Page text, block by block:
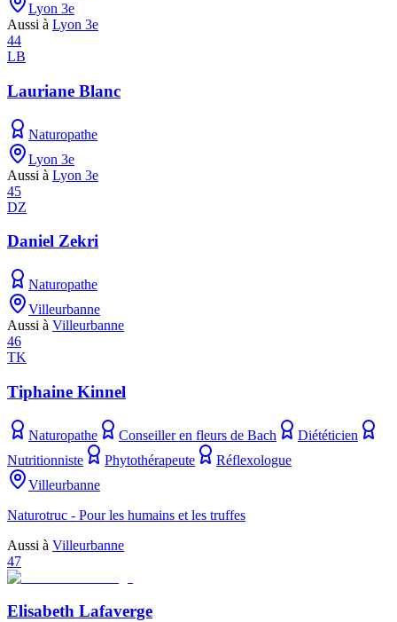
Lyon 3e
Aussi à Lyon 3e
44
LB
Lauriane Blanc
Naturopathe
Lyon 3e
Aussi à Lyon 3e
45
DZ
Daniel Zekri
Naturopathe
Villeurbanne
Aussi à Villeurbanne
46
TK
Tiphaine Kinnel
Naturopathe Conseiller en fleurs de Bach
Diététicien
Nutritionniste
Phytothérapeute
Réflexologue
Villeurbanne
Naturotruc - Pour les humains et les truffes
Aussi à Villeurbanne
47
Elisabeth Lafaverge